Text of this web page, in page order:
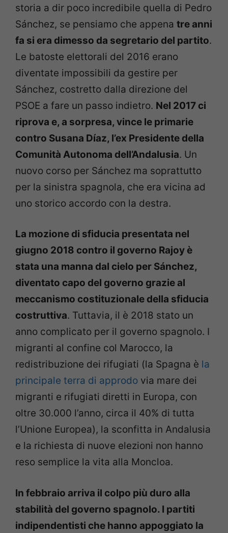
storia a dir poco incredibile quella di Pedro
Sánchez, se pensiamo che appena tre anni
fa si era dimesso da segretario del partito.
Le batoste elettorali del 2016 erano
diventate impossibili da gestire per
Sánchez, costretto dalla direzione del
PSOE a fare un passo indietro. Nel 2017 ci
riprova e, a sorpresa, vince le primarie
contro Susana Díaz, l’ex Presidente della
Comunità Autonoma dell’Andalusia. Un
nuovo corso per Sánchez ma soprattutto
per la sinistra spagnola, che era vicina ad
uno storico accordo con la destra.
La mozione di sfiducia presentata nel
giugno 2018 contro il governo Rajoy è
stata una manna dal cielo per Sánchez,
diventato capo del governo grazie al
meccanismo costituzionale della sfiducia
costruttiva. Tuttavia, il è 2018 stato un
anno complicato per il governo spagnolo. I
migranti al confine col Marocco, la
redistribuzione dei rifugiati (la Spagna è la
principale terra di approdo via mare dei
migranti e rifugiati diretti in Europa, con
oltre 30.000 l’anno, circa il 40% di tutta
l’Unione Europea), la sconfitta in Andalusia
e la richiesta di nuove elezioni non hanno
reso semplice la vita alla Moncloa.
In febbraio arriva il colpo più duro alla
stabilità del governo spagnolo. I partiti
indipendentisti che hanno appoggiato la